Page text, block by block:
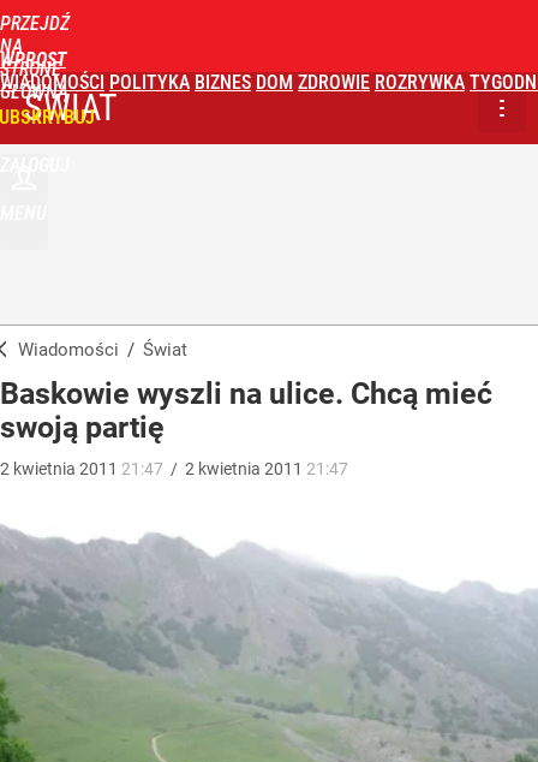
PRZEJDŹ
NA
STRONĘ
GŁÓWNĄ
WPROST
WIADOMOŚCI POLITYKA BIZNES DOM ZDROWIE ROZRYWKA
ŚWIAT
Wiadomości / Świat
Baskowie wyszli na ulice. Chcą mieć
swoją partię
2 kwietnia 2011 21:47 / 2 kwietnia 2011 21:47